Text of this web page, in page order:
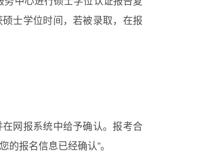
士学位时间，若被录取，在报
网报系统中给予确认。报考合
报名信息已经确认”。